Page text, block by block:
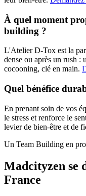
À quel moment
building ?
L'Atelier D-Tox est la
dense ou après un rush :
cocooning, clé en main.
Quel bénéfice
En prenant soin de vos
le stress et renforce le
levier de bien-être et de
Un Team Building en
Madcityzen se
France